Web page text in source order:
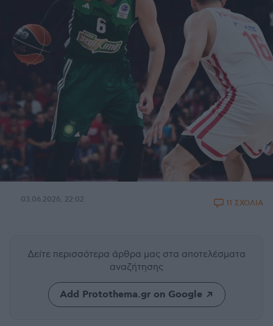
03.06.2026, 22:02 11 ΣΧΟΛΙΑ
Δείτε περισσότερα άρθρα μας στα αποτελέσματα
αναζήτησης
Add Protothema.gr on Google